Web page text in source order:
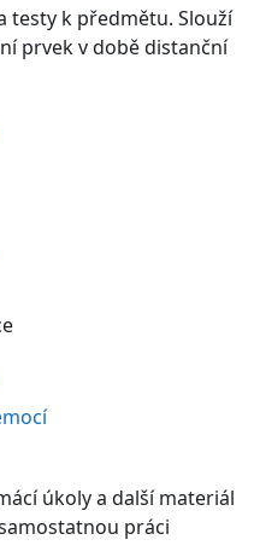
testy k předmětu. Slouží
prvek v době distanční
úkoly a další materiál
práci